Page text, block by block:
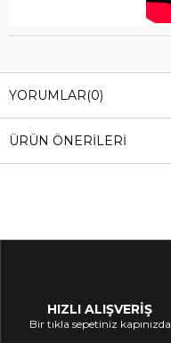
YORUMLAR(0)
ÜRÜN ÖNERILERI
HIZLI ALIŞVERİŞ
Bir tıkla sepetiniz kapınızda